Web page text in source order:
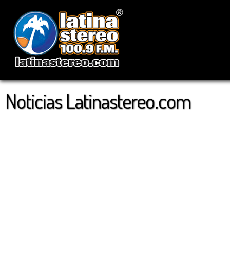
Noticias Latinastereo.com